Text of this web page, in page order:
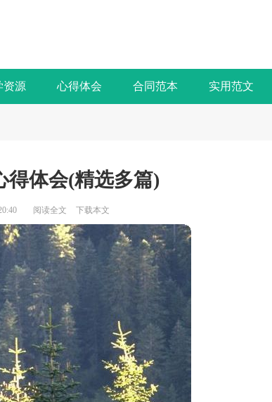
资源 心得体会 合同范本 实用范文
得体会(精选多篇)
阅读全文 下载本文